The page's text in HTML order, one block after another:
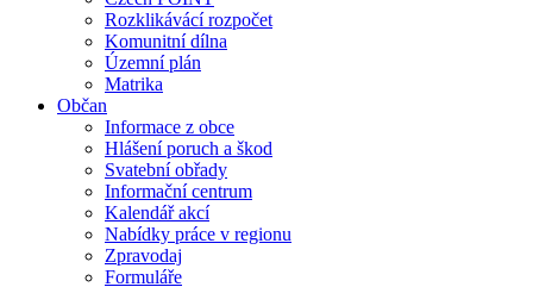
Rozklikávácí rozpočet
Komunitní dílna
Územní plán
Matrika
Občan
Informace z obce
Hlášení poruch a škod
Svatební obřady
Informační centrum
Kalendář akcí
Nabídky práce v regionu
Zpravodaj
Formuláře